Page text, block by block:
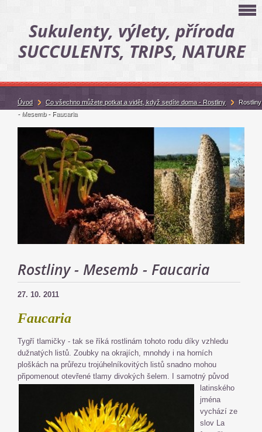
Sukulenty, výlety, příroda
SUCCULENTS, TRIPS, NATURE
Rostliny - Mesemb - Faucaria
27. 10. 2011
Faucaria
Tygří tlamičky - tak se říká rostlinám tohoto rodu díky vzhledu
dužnatých listů. Zoubky na okrajích, mnohdy i na horních
ploškách na průřezu trojúhelníkovitých listů snadno mohou
připomenout otevřené tlamy divokých šelem. I samotný původ
latinského
jména
vychází ze
slov La
Úvod Co všechno můžete potkat a vidět, když sedíte doma - Rostliny
Rostliny
- Mesemb - Faucaria